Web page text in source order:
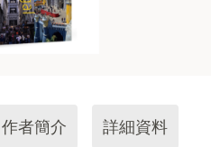
作者簡介 詳細資料